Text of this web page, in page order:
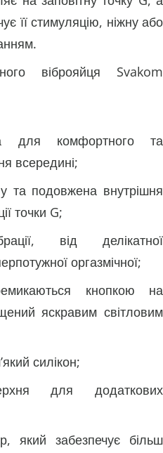
її стимуляцію, ніжну або
віброяйця Svakom
для комфортного та
всередині;
та подовжена внутрішня
точки G;
від делікатної
оргазмічної;
кнопкою на
яскравим світловим
силікон;
для додаткових
який забезпечує більш